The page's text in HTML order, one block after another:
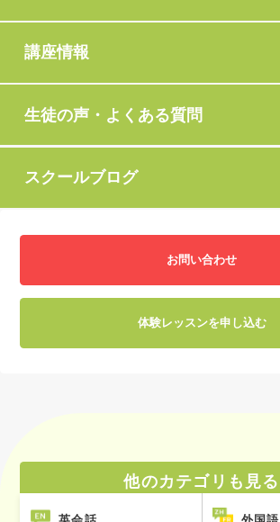
講座情報
生徒の声・よくある質問
スクールブログ
お問い合わせ
体験レッスンを申し込む
他のカテゴリも見る